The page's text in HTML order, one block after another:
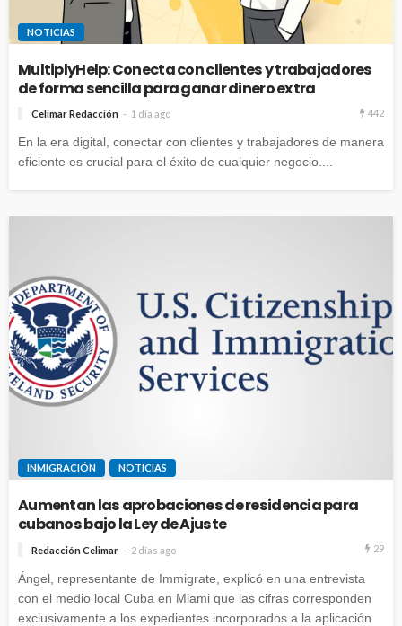
NOTICIAS
MultiplyHelp: Conecta con clientes y trabajadores
de forma sencilla para ganar dinero extra
Celimar Redacción 1 día ago 442
En la era digital, conectar con clientes y trabajadores de manera
eficiente es crucial para el éxito de cualquier negocio....
INMIGRACIÓN NOTICIAS
Aumentan las aprobaciones de residencia para
cubanos bajo la Ley de Ajuste
Redacción Celimar 2 días ago 29
Ángel, representante de Immigrate, explicó en una entrevista
con el medio local Cuba en Miami que las cifras corresponden
exclusivamente a los expedientes incorporados a la aplicación